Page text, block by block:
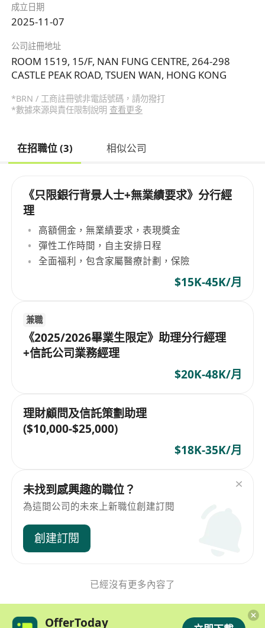
成立日期
2025-11-07
公司註冊地址
ROOM 1519, 15/F, NAN FUNG CENTRE, 264-298
CASTLE PEAK ROAD, TSUEN WAN, HONG KONG
*BRN / 工商註冊號非電話號碼，請勿撥打
*數據來源與責任限制說明 查看更多
在招職位 (3) 相似公司
《只限銀行背景人士+無業績要求》分行經
理
高額佣金，無業績要求，表現獎金
彈性工作時間，自主安排日程
全面福利，包含家屬醫療計劃，保險
$15K-45K/月
兼職
《2025/2026畢業生限定》助理分行經理
+信託公司業務經理
$20K-48K/月
理財顧問及信託策劃助理
($10,000-$25,000)
$18K-35K/月
未找到感興趣的職位？
為這間公司的未來上新職位創建訂閱
創建訂閱
已經沒有更多內容了
OfferToday